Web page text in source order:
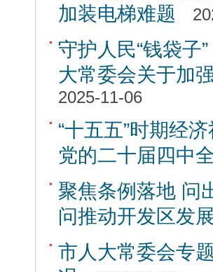
加装电梯难题
守护人民“钱袋
大常委会关于加
2025-11-06
“十五五”时期经
党的二十届四中
聚焦条例落地
问推动开发区发
市人大常委会专